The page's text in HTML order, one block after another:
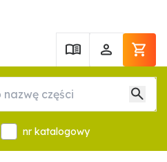
nr katalogowy